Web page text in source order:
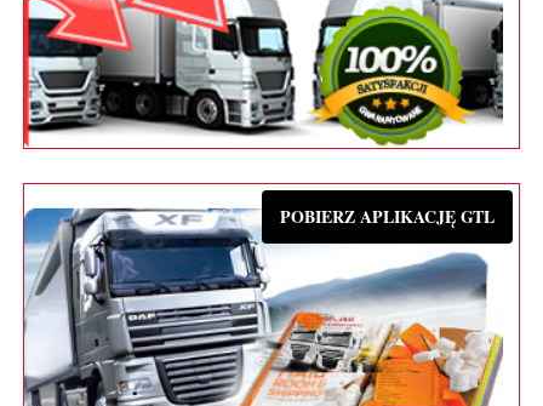
POBIERZ APLIKACJĘ GTL